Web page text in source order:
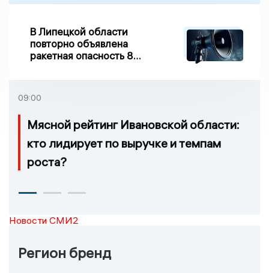
В Липецкой области
повторно объявлена
ракетная опасность 8
09:00
Мясной рейтинг Ивановской области:
кто лидирует по выручке и темпам
роста?
Новости СМИ2
Регион бренд